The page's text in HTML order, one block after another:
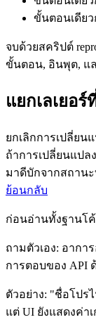
ขั้นตอนเดีย
จบด้วยสคริปต์
ขั้นตอน, อินพุต, แ
แยกเลเยอ
ยกเลิกการเปลี่ยน
ถ้าการเปลี่ยนแป
มาดีบักจากสถาน
ย้อนกลับ
ก่อนอ่านทั้งฐานโค้
ถามตัวเอง: อากา
การตอบของ API
ตัวอย่าง: "ชื่อโปร
แต่ UI ยังแสดงค่าเ